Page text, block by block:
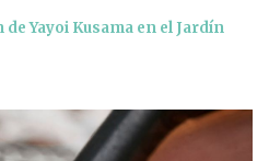
Yayoi Kusama en el Jardín